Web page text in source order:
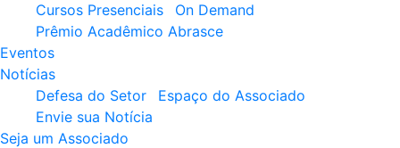
Cursos Presenciais
On Demand
Prêmio Acadêmico Abrasce
Eventos
Notícias
Defesa do Setor
Espaço do Associado
Envie sua Notícia
Seja um Associado